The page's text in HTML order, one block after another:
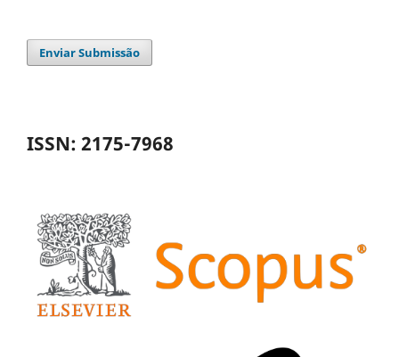
Enviar Submissão
ISSN: 2175-7968